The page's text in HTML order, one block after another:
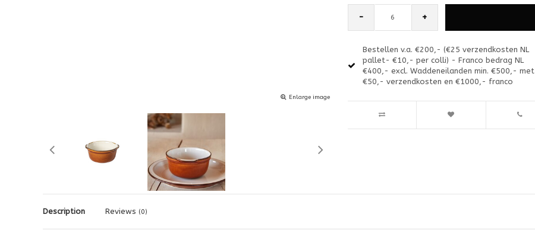
Enlarge image
- +
Bestellen v.a. €200,- (€25 verzendkosten NL
pallet- €10,- per colli) - Franco bedrag NL
€400,- excl. Waddeneilanden min. €500,- met
€50,- verzendkosten en €1000,- franco
Description Reviews (0)